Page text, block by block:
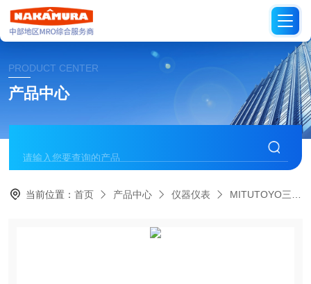
PRODUCT CENTER
产品中心
当前位置：首页 产品中心 仪器仪表 MITUTOYO三丰